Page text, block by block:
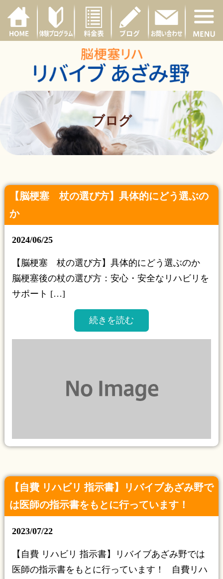
ブログ
【脳梗塞 杖の選び方】具体的にどう選ぶの
か
2024/06/25
【脳梗塞 杖の選び方】具体的にどう選ぶのか
脳梗塞後の杖の選び方：安心・安全なリハビリを
サポート […]
続きを読む
【自費 リハビリ 指示書】リバイブあざみ野で
は医師の指示書をもとに行っています！
2023/07/22
【自費 リハビリ 指示書】リバイブあざみ野では
医師の指示書をもとに行っています！ 自費リハ